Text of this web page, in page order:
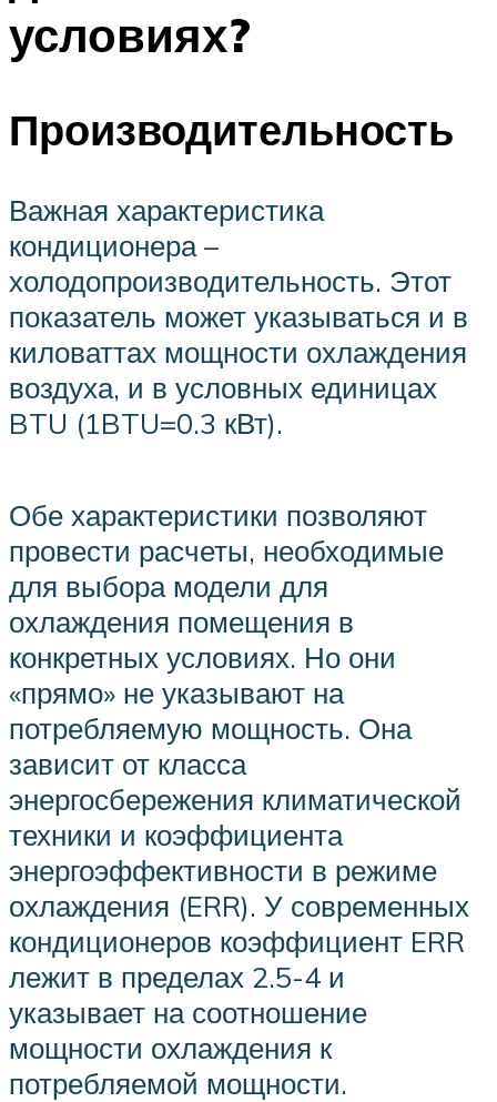
условиях?
Производительность
Важная характеристика
кондиционера –
холодопроизводительность. Этот
показатель может указываться и в
киловаттах мощности охлаждения
воздуха, и в условных единицах
BTU (1BTU=0.3 кВт).
Обе характеристики позволяют
провести расчеты, необходимые
для выбора модели для
охлаждения помещения в
конкретных условиях. Но они
«прямо» не указывают на
потребляемую мощность. Она
зависит от класса
энергосбережения климатической
техники и коэффициента
энергоэффективности в режиме
охлаждения (ERR). У современных
кондиционеров коэффициент ERR
лежит в пределах 2.5-4 и
указывает на соотношение
мощности охлаждения к
потребляемой мощности.